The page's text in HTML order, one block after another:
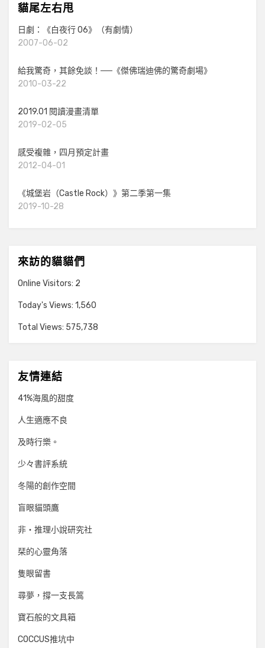
貓尾左右甩
日劇：《白夜行 06》（有劇情）
2007-06-02
給我驚奇，其餘免談！──《傑佛瑞迪佛的驚奇劇場》
2010-03-22
2019.01 閱讀漫畫清單
2019-02-05
感受複雜，四月預定計畫
2012-04-01
《城堡岩（Castle Rock）》第二季第一集
2019-10-28
來訪的貓貓們
Online Visitors: 2
Today's Views: 1,560
Total Views: 575,738
友情連結
41%海風的甜度
人生適應不良
及時行樂。
少々書評系統
冬陽的創作空間
盲眼貓頭鷹
非‧推理小說研究社
栞的心靈角落
隻眼留書
尋夢，撐一支長篙
寶石般的文具箱
COCCUS推坑中